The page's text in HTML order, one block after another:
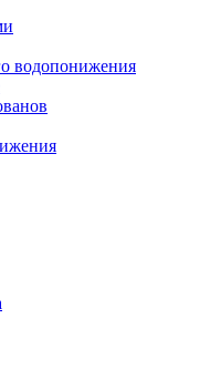
водопонижения